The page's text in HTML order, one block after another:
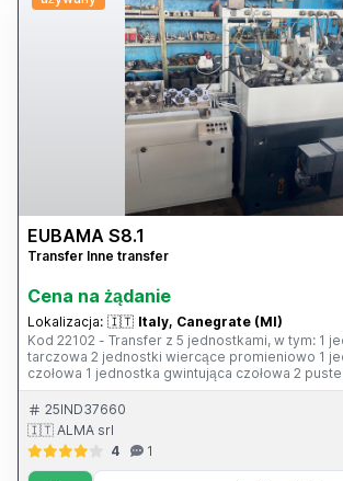
EUBAMA S8.1
Transfer Inne transfer
Cena na żądanie
Lokalizacja: 🇮🇹 Italy, Canegrate (MI)
Kod 22102 - Transfer z 5 jednostkami, w tym: 1
tarczowa 2 jednostki wiercące promieniowo 1
czołowa 1 jednostka gwintująca czołowa 2
Zdolność robocza: średnica 8 mm - Podziałka:
wydajność: 6–98 - Maks. długość przedmiotu
- Maks. skok jednostki roboczej: 30–45 mm -
(maks. 2,2 kW): 0,55 kW - Maks. udźwig
Hydrauliczna prostownica do drutu ze
Skrzynka na akcesoria.
25IND37660
🇮🇹 ALMA srl
4
1